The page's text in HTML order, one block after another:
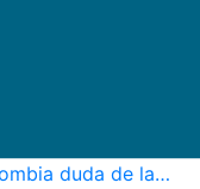
duda de la…